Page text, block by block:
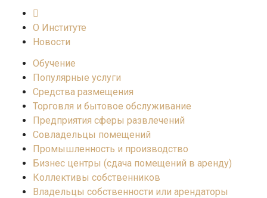
О Институте
Новости
Обучение
Популярные услуги
Средства размещения
Торговля и бытовое обслуживание
Предприятия сферы развлечений
Совладельцы помещений
Промышленность и производство
Бизнес центры (сдача помещений в аренду)
Коллективы собственников
Владельцы собственности или арендаторы